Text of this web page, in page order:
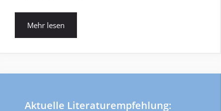
Mehr lesen
Aktuelle Literaturempfehlung: